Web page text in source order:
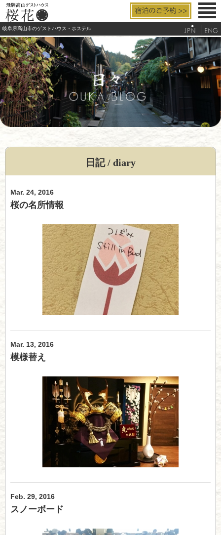
岐阜県高山市のゲストハウス・ホステル
お部屋と設備
料金/サービス
アクセス
よくあるご質問
観光/周辺案内
日記 / diary
Mar. 24, 2016
桜の名所情報
Mar. 13, 2016
模様替え
Feb. 29, 2016
スノーボード